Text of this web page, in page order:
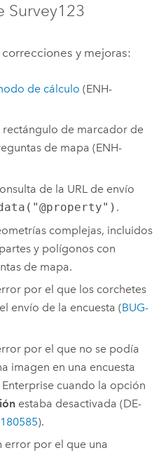
Survey123
y mejoras:
de cálculo (ENH-
rectángulo de marcador de
de mapa (ENH-
de la URL de envío
.
complejas, incluidos
y polígonos con
de mapa.
por el que los corchetes
envío de la encuesta (BUG-
por el que no se podía
imagen en una encuesta
Enterprise cuando la opción
estaba desactivada (DE-
).
error por el que una